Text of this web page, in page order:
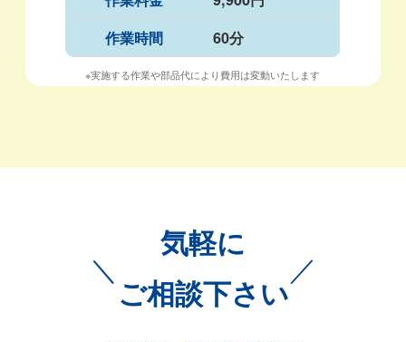
作業時間
60分
※実施する作業や部品代により費用は変動いたします
＼
気軽に
ご相談下さい
／